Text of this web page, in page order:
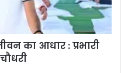
का आधार : प्रभारी